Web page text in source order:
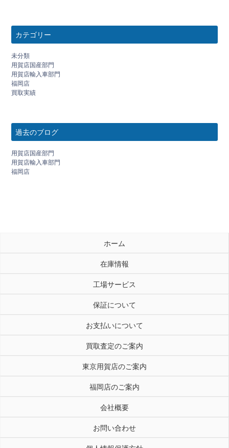
カテゴリー
未分類
用賀店国産部門
用賀店輸入車部門
福岡店
買取実績
過去のブログ
用賀店国産部門
用賀店輸入車部門
福岡店
ホーム
在庫情報
工場サービス
保証について
お支払いについて
買取査定のご案内
東京用賀店のご案内
福岡店のご案内
会社概要
お問い合わせ